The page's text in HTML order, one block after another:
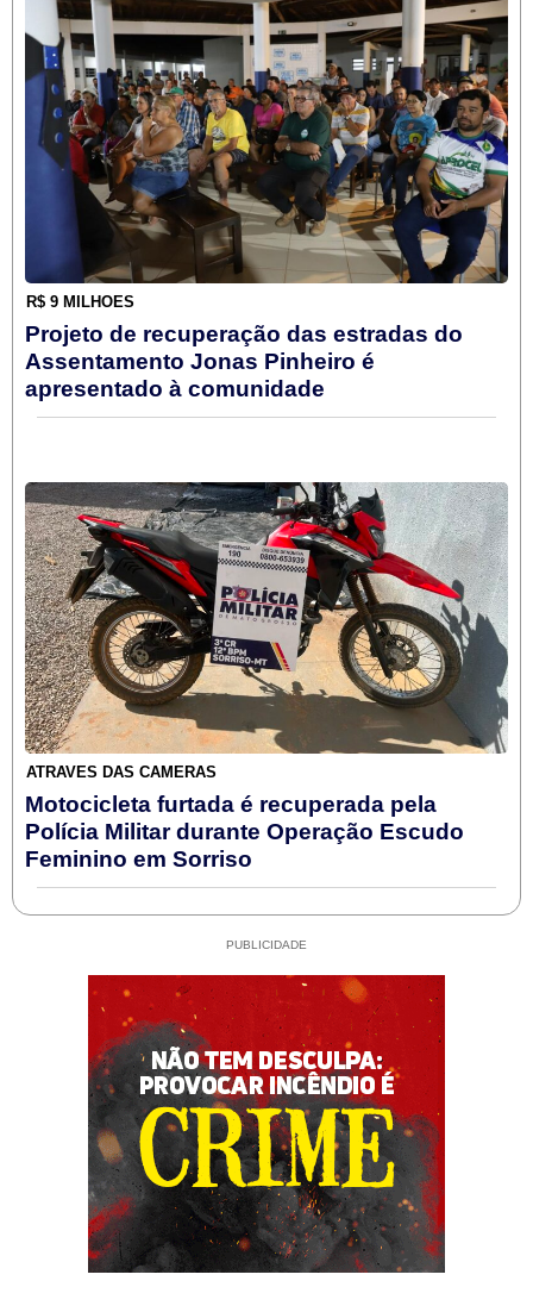
R$ 9 MILHÕES
Projeto de recuperação das estradas do
Assentamento Jonas Pinheiro é
apresentado à comunidade
ATRAVÉS DAS CÂMERAS
Motocicleta furtada é recuperada pela
Polícia Militar durante Operação Escudo
Feminino em Sorriso
PUBLICIDADE